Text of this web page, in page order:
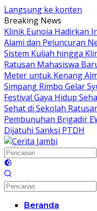
Langsung ke konten
Breaking News
Klinik Eunoia Hadirkan
Alami dan Peluncuran
Sistem Kuliah hingga
Ratusan Mahasiswa
Meter untuk Kenang
Simpang Rimbo Gelar
Festival Gaya Hidup
Sehat di Sekolah
Pembunuhan Brigadir
Dijatuhi Sanksi PTDH
Beranda